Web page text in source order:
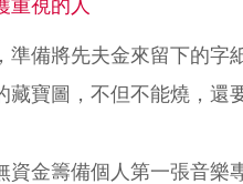
重視的人
準備將先夫金來留下的
寶圖，不但不能燒，還
資金籌備個人第一張音